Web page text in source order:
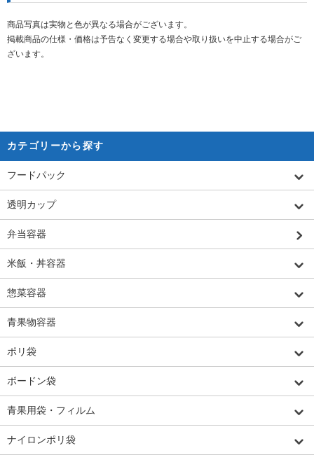
商品写真は実物と色が異なる場合がございます。
掲載商品の仕様・価格は予告なく変更する場合や取り扱いを中止する場合がご
ざいます。
カテゴリーから探す
フードパック
透明カップ
弁当容器
米飯・丼容器
惣菜容器
青果物容器
ポリ袋
ボードン袋
青果用袋・フィルム
ナイロンポリ袋